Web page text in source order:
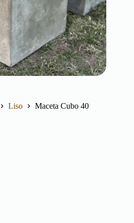
Liso Maceta Cubo 40